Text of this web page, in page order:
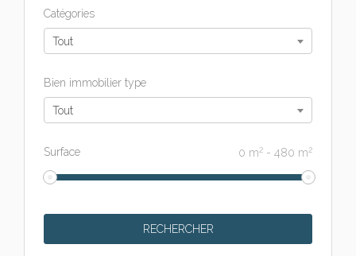
Catégories
Tout
Bien immobilier type
Tout
Surface 0 m2 - 480 m2